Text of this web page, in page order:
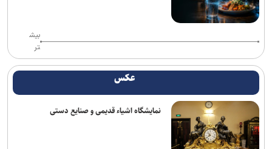
شدن ۵۸ نیروی وابسته به دولت مستعفی خبر داد
مقام یمنی: عربستان از قدرت نظامی صنعا وحشت دارد
آمریکا تحریم‌های جدید علیه ایران اعمال کرد
یورش نظامیان صهیونیست به اردوگاه قلندیا؛ ۵۱ فلسطینی زخمی و بیش
از ۷۰ نفر بازداشت شدند
بیش
تر
عکس
نمایشگاه اشیاء قدیمی و صنایع دستی